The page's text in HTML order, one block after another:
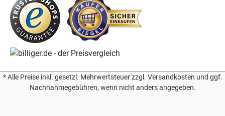
* Alle Preise inkl. gesetzl. Mehrwertsteuer zzgl. Versandkosten und ggf.
Nachnahmegebühren, wenn nicht anders angegeben.